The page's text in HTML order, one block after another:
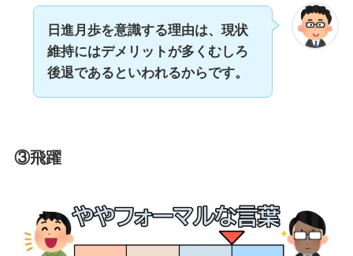
日進月歩を意識する理由は、現状
維持にはデメリットが多くむしろ
後退であるといわれるからです。
③飛躍